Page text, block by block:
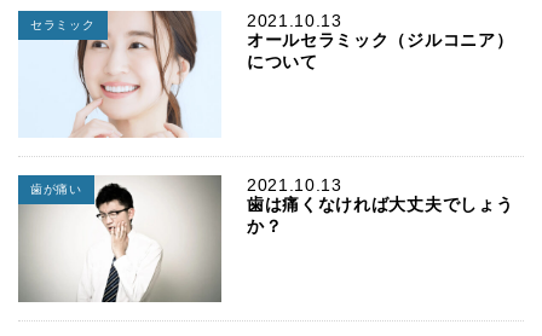
2021.10.13
セラミック
オールセラミック（ジルコニア）
について
2021.10.13
歯が痛い
歯は痛くなければ大丈夫でしょう
か？